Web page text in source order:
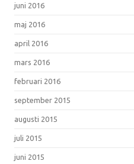
juni 2016
maj 2016
april 2016
mars 2016
februari 2016
september 2015
augusti 2015
juli 2015
juni 2015